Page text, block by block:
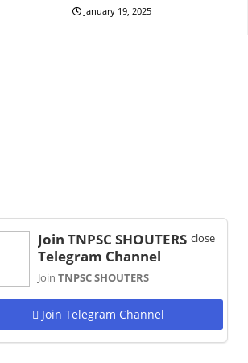
January 19, 2025
close
Join TNPSC SHOUTERS
Telegram Channel
Join TNPSC SHOUTERS
Join Telegram Channel